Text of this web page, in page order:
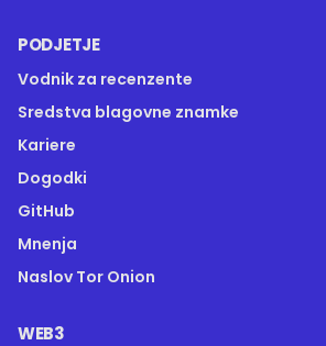
PODJETJE
Vodnik za recenzente
Sredstva blagovne znamke
Kariere
Dogodki
GitHub
Mnenja
Naslov Tor Onion
WEB3